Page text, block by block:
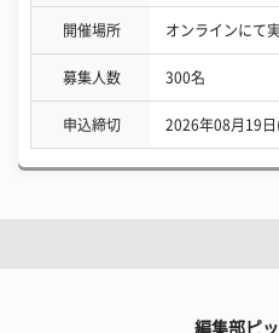
開催場所 オンラインにて
募集人数 300名
申込締切 2026年08月19日
編集部ピ